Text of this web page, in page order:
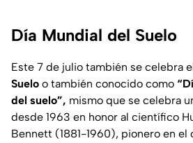
Día Mundial del Suelo
Este 7 de julio también se celebra
Suelo o también conocido como
del suelo”, mismo que se celebra
desde 1963 en honor al científico
Bennett (1881-1960), pionero en el